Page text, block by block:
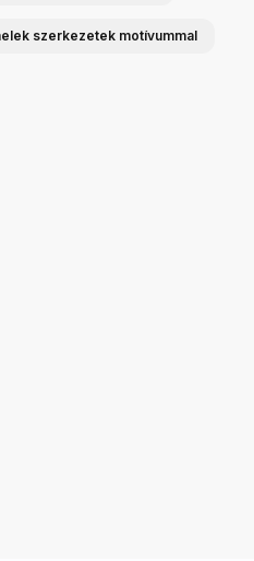
szerkezetek motívummal